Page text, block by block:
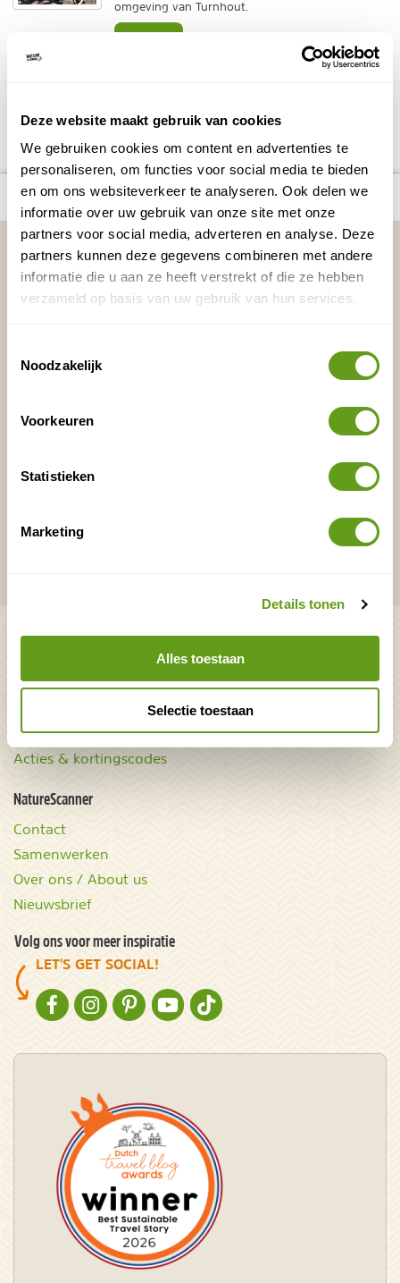
Deze website maakt gebruik van cookies
We gebruiken cookies om content en advertenties te
personaliseren, om functies voor social media te bieden
en om ons websiteverkeer te analyseren. Ook delen we
informatie over uw gebruik van onze site met onze
partners voor social media, adverteren en analyse. Deze
partners kunnen deze gegevens combineren met andere
informatie die u aan ze heeft verstrekt of die ze hebben
verzameld op basis van uw gebruik van hun services.
Noodzakelijk
Voorkeuren
Statistieken
Marketing
Details tonen
Alles toestaan
Selectie toestaan
omgeving van Turnhout.
BEKIJK
Deel deze pagina! DELEN OP FACEBOOK
DELEN OP XDELEN VIA DE MAIL
number_of_trips:
2
Bekijk alle reizen naar Turnhouts
Vennengebied
Bekijk
Vakantietips & Inspiratie?
Voornaam Achternaam
E-mailadres* Waar ligt je interesse?
Bekijk ook
aarde
Natuurgidsjes.nl
Acties & kortingscodes
Uitrusting
Zoek op reistype
Groepsaccommodaties
NatureScanner
Contact
Samenwerken
Over ons / About us
Nieuwsbrief
Volg ons voor meer inspiratie
LET'S GET SOCIAL!
NATURESCANNER OP FACEBOOK
NATURESCANNER OP INSTAGRAM
NATURESCANNER OP PINTEREST
NATURESCANNER OP YOUTUBE
NATURESCANNER OP TIKTOK